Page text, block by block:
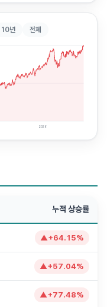
10년 전체
2026
누적 상승률
▲+64.15%
▲+57.04%
▲+77.48%